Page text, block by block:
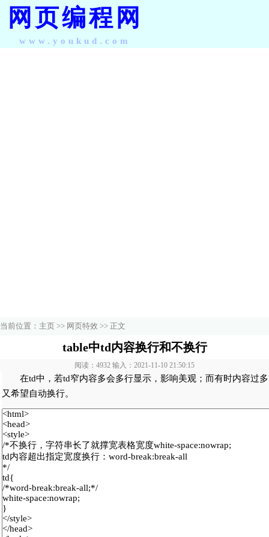
网页编程网
www.youkud.com
当前位置： 主页 >> 网页特效 >> 正文
table中td内容换行和不换行
阅读：4932 输入：2021-11-10 21:50:15
在td中，若td窄内容多会多行显示，影响美观；而有时内容过多
又希望自动换行。